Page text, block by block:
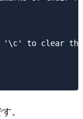
to clear the
。